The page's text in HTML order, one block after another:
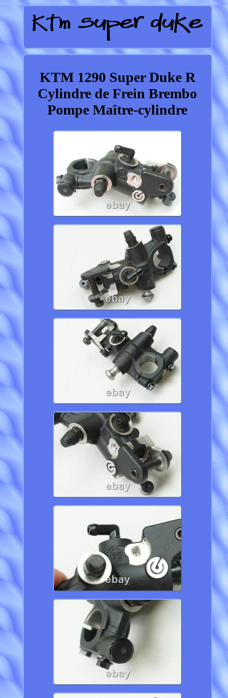
KTM 1290 Super Duke R
Cylindre de Frein Brembo
Pompe Maître-cylindre